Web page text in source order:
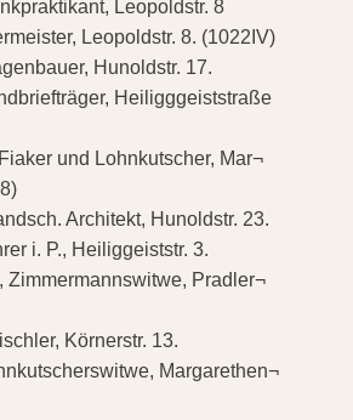
Leopoldstr. 8
Leopoldstr. 8. (1022IV)
Hunoldstr. 17.
Heiligggeiststraße
und Lohnkutscher, Mar¬
Architekt, Hunoldstr. 23.
i. P., Heiliggeiststr. 3.
Zimmermannswitwe, Pradler¬
Körnerstr. 13.
Margarethen¬